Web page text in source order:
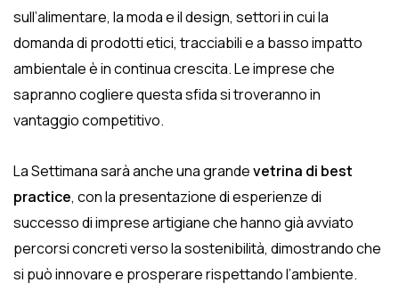
sull’alimentare, la moda e il design, settori in cui la
domanda di prodotti etici, tracciabili e a basso impatto
ambientale è in continua crescita. Le imprese che
sapranno cogliere questa sfida si troveranno in
vantaggio competitivo.
La Settimana sarà anche una grandevetrina di best
practice, con la presentazione di esperienze di
successo di imprese artigiane che hanno già avviato
percorsi concreti verso la sostenibilità, dimostrando che
si può innovare e prosperare rispettando l’ambiente.